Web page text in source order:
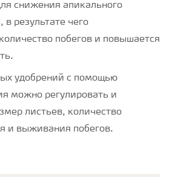
снижения апикального
результате чего
побегов и повышается
удобрений с помощью
можно регулировать и
листьев, количество
и выживания побегов.